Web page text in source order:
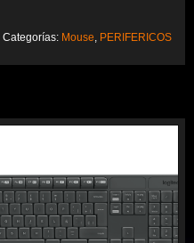
Categorías: Mouse PERIFERICOS